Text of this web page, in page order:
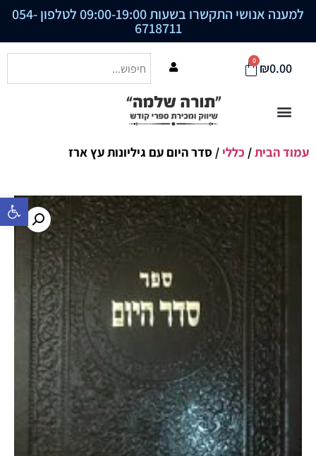
פתח סרגל
למענה אנושי התקשרו בשעות 09:00-19:00 לטלפון 054-
6718711
₪0.00
0
עמוד הבית/ כללי / סדר היום עם גיליונות עץ ארז